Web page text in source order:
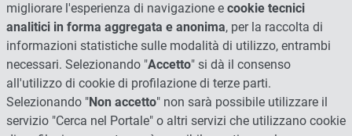
migliorare l'esperienza di navigazione e cookie tecnici
analitici in forma aggregata e anonima, per la raccolta di
informazioni statistiche sulle modalità di utilizzo, entrambi
necessari. Selezionando "Accetto" si dà il consenso
all'utilizzo di cookie di profilazione di terze parti.
Selezionando "Non accetto" non sarà possibile utilizzare il
servizio "Cerca nel Portale" o altri servizi che utilizzano cookie